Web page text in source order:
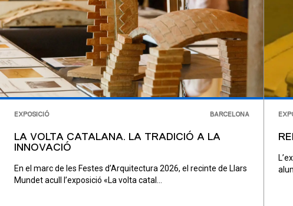
EXPOSICIÓ BARCELONA
LA VOLTA CATALANA. LA TRADICIÓ A LA
INNOVACIÓ
En el marc de les Festes d’Arquitectura 2026, el recinte de Llars
Mundet acull l’exposició «La volta catal...